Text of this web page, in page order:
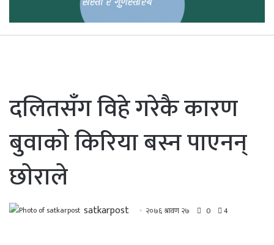
दलितसँग विहे गरेकै कारण
बुवाकाे किरिया बस्न पाएनन्
छाेराले
satkarpost २०७६ श्रावण २७ 0 4